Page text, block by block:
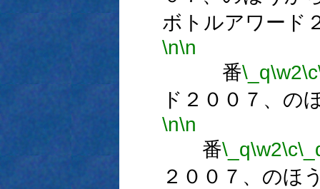
ボトルアワード
\n\n
番\_q\w2\c
ド２００７、の
\n\n
番\_q\w2\c
２００７、のほ